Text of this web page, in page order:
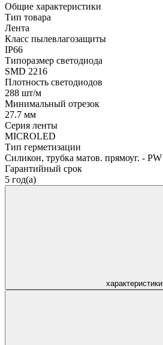
Общие характеристики
Тип товара
Лента
Класс пылевлагозащиты
IP66
Типоразмер светодиода
SMD 2216
Плотность светодиодов
288 шт/м
Минимальный отрезок
27.7 мм
Серия ленты
MICROLED
Тип герметизации
Силикон, трубка матов. прямоуг. - PW
Гарантийный срок
5 год(а)
характеристики